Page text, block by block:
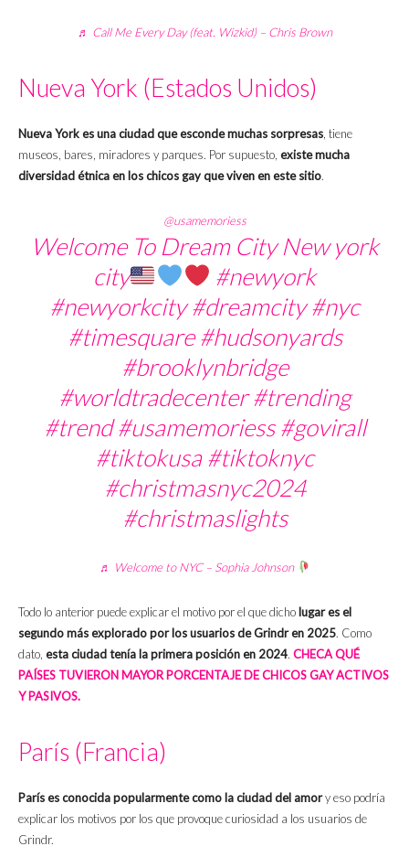
♬ Call Me Every Day (feat. Wizkid) – Chris Brown
Nueva York (Estados Unidos)
Nueva York es una ciudad que esconde muchas sorpresas , tiene
museos, bares, miradores y parques. Por supuesto, existe mucha
diversidad étnica en los chicos gay que viven en este sitio.
@usamemoriess
Welcome To Dream City New york
city
#newyork
#newyorkcity #dreamcity #nyc
#timesquare #hudsonyards
#brooklynbridge
#worldtradecenter #trending
#trend #usamemoriess #govirall
#tiktokusa #tiktoknyc
#christmasnyc2024
#christmaslights
♬ Welcome to NYC – Sophia Johnson
Todo lo anterior puede explicar el motivo por el que dicho lugar es el
segundo más explorado por los usuarios de Grindr en 2025. Como
dato, esta ciudad tenía la primera posición en 2024. CHECA QUÉ
PAÍSES TUVIERON MAYOR PORCENTAJE DE CHICOS GAY ACTIVOS
Y PASIVOS.
París (Francia)
París es conocida popularmente como la ciudad del amory eso podría
explicar los motivos por los que provoque curiosidad a los usuarios de
Grindr.